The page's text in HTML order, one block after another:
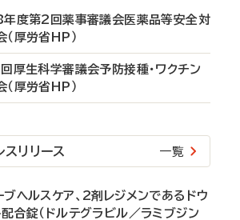
年度第2回薬事審議会医薬品等安全対
（厚労省HP）
厚生科学審議会予防接種・ワクチン
（厚労省HP）
スリリース 一覧
ブヘルスケア、2剤レジメンであるドウ
配合錠（ドルテグラビル／ラミブジン